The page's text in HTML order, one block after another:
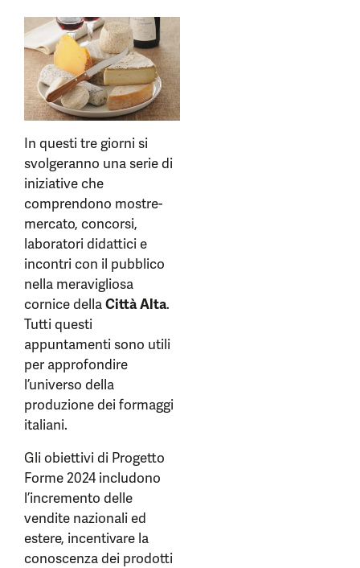
In questi tre giorni si
svolgeranno una serie di
iniziative che
comprendono mostre-
mercato, concorsi,
laboratori didattici e
incontri con il pubblico
nella meravigliosa
cornice dellaCittà Alta.
Tutti questi
appuntamenti sono utili
per approfondire
l’universo della
produzione dei formaggi
italiani.
Gli obiettivi di Progetto
Forme 2024 includono
l’incremento delle
vendite nazionali ed
estere, incentivare la
conoscenza dei prodotti